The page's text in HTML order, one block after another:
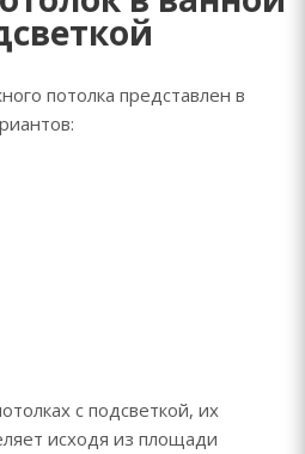
потолка представлен в
с подсветкой, их
исходя из площади